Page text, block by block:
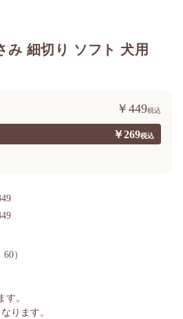
み 細切り ソフト 犬用
￥269
￥449
）
す。
ります。